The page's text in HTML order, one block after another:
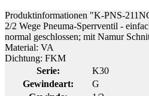
Produktinformationen "K-PNS-
2/2 Wege Pneuma-Sperrventil -
normal geschlossen; mit Namur
Material: VA
Dichtung: FKM
Serie:
K30
Gewindeart:
G